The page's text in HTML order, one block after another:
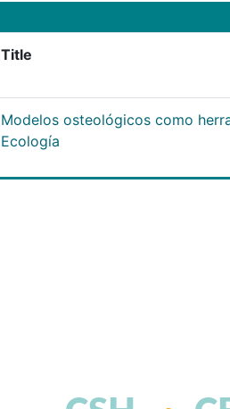
Title
Modelos osteológicos como
Ecología